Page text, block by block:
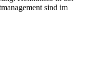
sind im